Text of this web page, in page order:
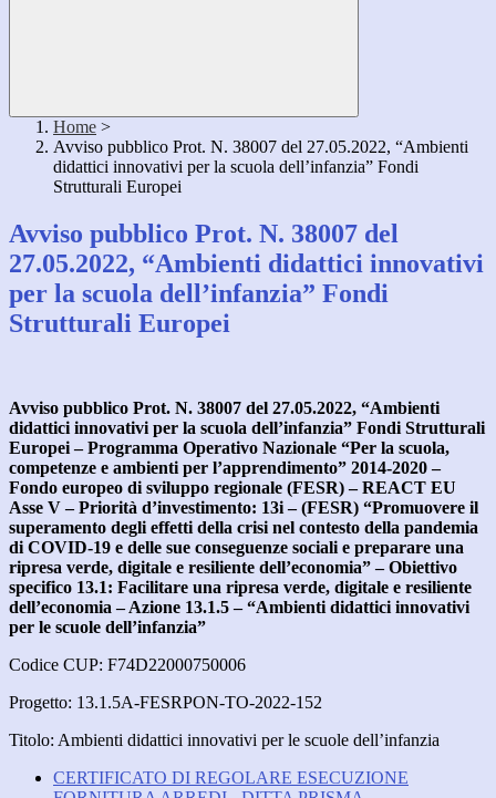
Home >
Avviso pubblico Prot. N. 38007 del 27.05.2022, “Ambienti
didattici innovativi per la scuola dell’infanzia” Fondi
Strutturali Europei
Avviso pubblico Prot. N. 38007 del
27.05.2022, “Ambienti didattici innovativi
per la scuola dell’infanzia” Fondi
Strutturali Europei
Avviso pubblico Prot. N. 38007 del 27.05.2022, “Ambienti
didattici innovativi per la scuola dell’infanzia” Fondi Strutturali
Europei – Programma Operativo Nazionale “Per la scuola,
competenze e ambienti per l’apprendimento” 2014-2020 –
Fondo europeo di sviluppo regionale (FESR) – REACT EU
Asse V – Priorità d’investimento: 13i – (FESR) “Promuovere il
superamento degli effetti della crisi nel contesto della pandemia
di COVID-19 e delle sue conseguenze sociali e preparare una
ripresa verde, digitale e resiliente dell’economia” – Obiettivo
specifico 13.1: Facilitare una ripresa verde, digitale e resiliente
dell’economia – Azione 13.1.5 – “Ambienti didattici innovativi
per le scuole dell’infanzia”
Codice CUP: F74D22000750006
Progetto: 13.1.5A-FESRPON-TO-2022-152
Titolo: Ambienti didattici innovativi per le scuole dell’infanzia
CERTIFICATO DI REGOLARE ESECUZIONE